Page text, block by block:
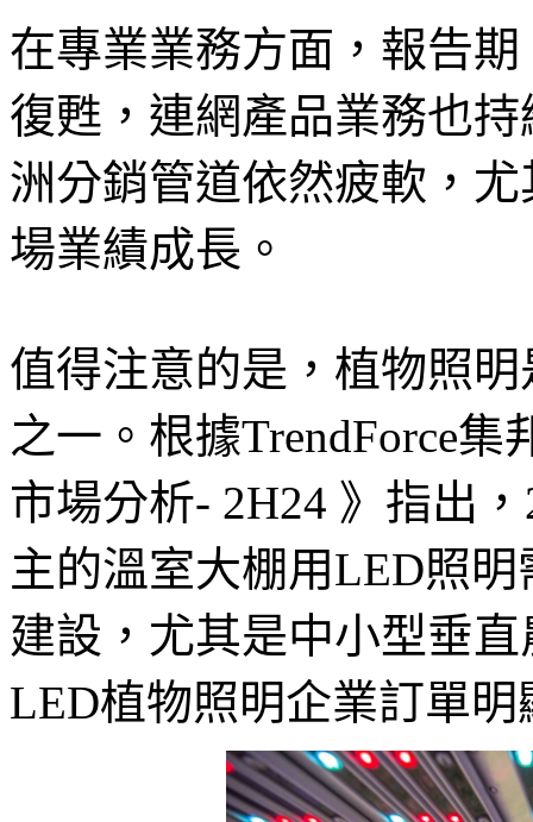
在專業業務方面，報告
復甦，連網產品業務也
洲分銷管道依然疲軟，
場業績成長。
值得注意的是，植物照
之一。根據TrendForce
市場分析- 2H24 》指出
主的溫室大棚用LED照
建設，尤其是中小型垂
LED植物照明企業訂單明